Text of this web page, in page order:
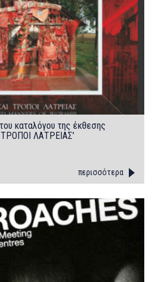
καταλόγου της έκθεσης
ΛΑΤΡΕΙΑΣ'
περισσότερα